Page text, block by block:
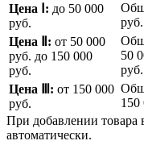
Цена Ⅰ: до 50 000
руб.
руб.
Цена Ⅱ: от 50 000
руб. до 150 000
руб.
50
руб.
Цена Ⅲ: от 150 000
руб.
150
При добавлении товара
автоматически.